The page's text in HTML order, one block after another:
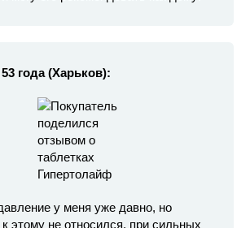
года (Харьков):
у меня уже давно, но
к этому не относился, при сильных